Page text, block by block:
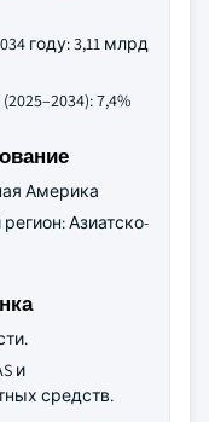
году: 3,11 млрд
7,4%
Америка
Азиатско-
и
средств.